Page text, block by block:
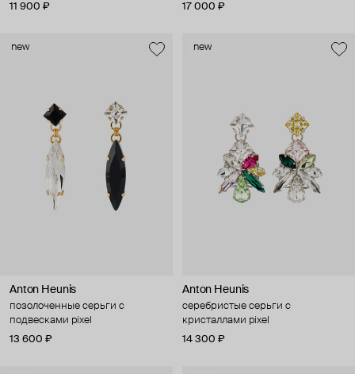
11 900 ₽ 17 000 ₽
new
Anton Heunis
позолоченные серьги с
подвесками pixel
13 600 ₽
new
Anton Heunis
серебристые серьги с
кристаллами pixel
14 300 ₽